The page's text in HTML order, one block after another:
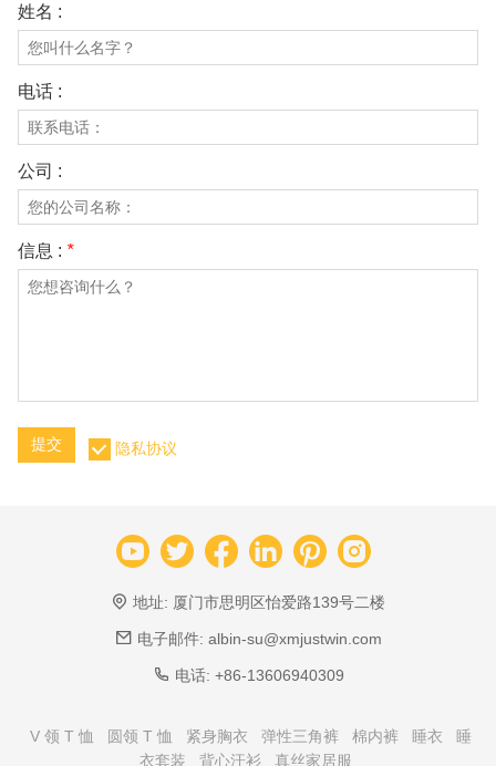
姓名 :
电话 :
公司 :
信息 : *
提交 隐私协议
地址: 厦门市思明区怡爱路139号二楼
电子邮件: albin-su@xmjustwin.com
电话: +86-13606940309
V 领 T 恤 圆领 T 恤 紧身胸衣 弹性三角裤 棉内裤 睡衣
睡
衣套装
背心汗衫 真丝家居服